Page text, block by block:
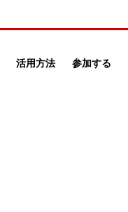
活用方法 参加する